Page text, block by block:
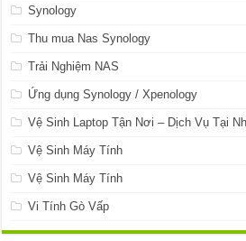
Synology
Thu mua Nas Synology
Trải Nghiệm NAS
Ứng dụng Synology / Xpenology
Vệ Sinh Laptop Tận Nơi – Dịch Vụ Tại
Vệ Sinh Máy Tính
Vệ Sinh Máy Tính
Vi Tính Gò Vấp